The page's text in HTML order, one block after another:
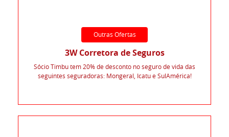
Outras Ofertas
3W Corretora de Seguros
Sócio Timbu tem 20% de desconto no seguro de vida das
seguintes seguradoras: Mongeral, Icatu e SulAmérica!